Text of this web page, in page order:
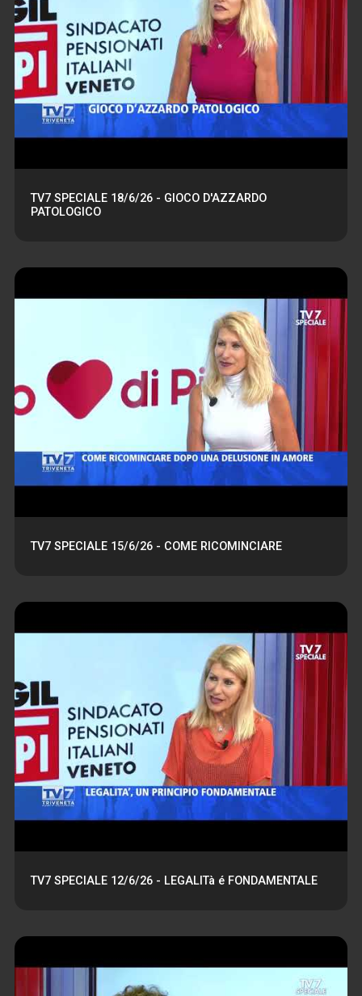
TV7 SPECIALE 18/6/26 - GIOCO D'AZZARDO
PATOLOGICO
TV7 SPECIALE 15/6/26 - COME RICOMINCIARE
TV7 SPECIALE 12/6/26 - LEGALITà é FONDAMENTALE